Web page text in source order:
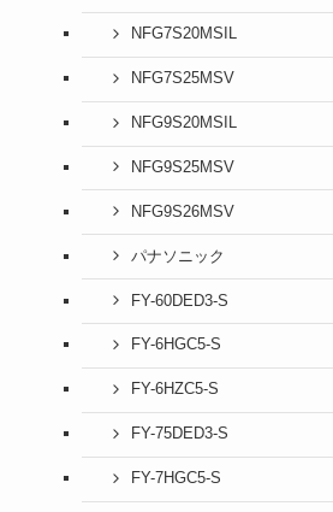
NFG7S20MSIL
NFG7S25MSV
NFG9S20MSIL
NFG9S25MSV
NFG9S26MSV
パナソニック
FY-60DED3-S
FY-6HGC5-S
FY-6HZC5-S
FY-75DED3-S
FY-7HGC5-S